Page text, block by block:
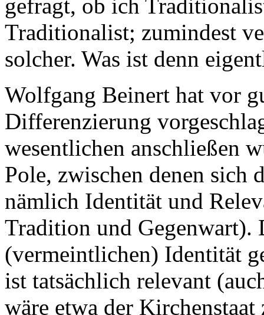
gefragt, ob ich
Traditionalist; zumindest
solcher. Was ist denn
Wolfgang Beinert hat vor
Differenzierung
wesentlichen anschließen
Pole, zwischen denen sich
nämlich Identität und
Tradition und Gegenwart).
(vermeintlichen) Identität
ist tatsächlich relevant
wäre etwa der Kirchenstaat